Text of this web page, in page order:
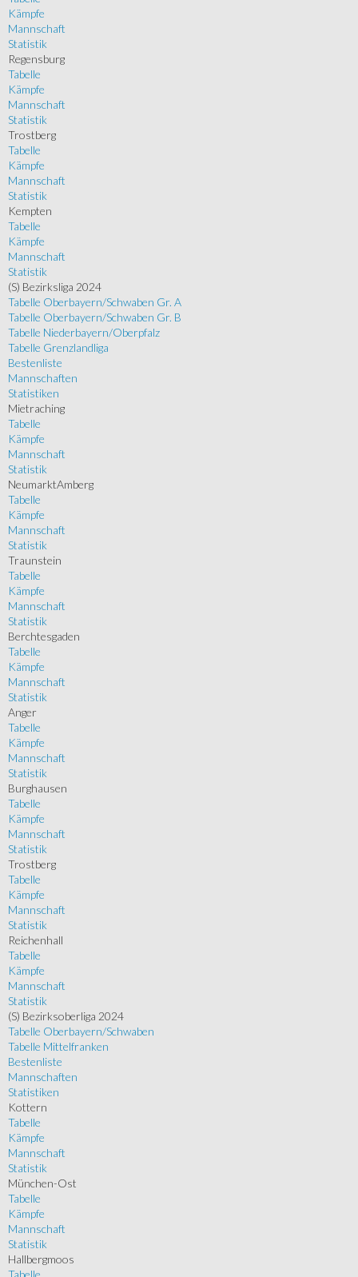
Kämpfe
Mannschaft
Statistik
Regensburg
Tabelle
Kämpfe
Mannschaft
Statistik
Trostberg
Tabelle
Kämpfe
Mannschaft
Statistik
Kempten
Tabelle
Kämpfe
Mannschaft
Statistik
(S) Bezirksliga 2024
Tabelle Oberbayern/Schwaben Gr. A
Tabelle Oberbayern/Schwaben Gr. B
Tabelle Niederbayern/Oberpfalz
Tabelle Grenzlandliga
Bestenliste
Mannschaften
Statistiken
Mietraching
Tabelle
Kämpfe
Mannschaft
Statistik
NeumarktAmberg
Tabelle
Kämpfe
Mannschaft
Statistik
Traunstein
Tabelle
Kämpfe
Mannschaft
Statistik
Berchtesgaden
Tabelle
Kämpfe
Mannschaft
Statistik
Anger
Tabelle
Kämpfe
Mannschaft
Statistik
Burghausen
Tabelle
Kämpfe
Mannschaft
Statistik
Trostberg
Tabelle
Kämpfe
Mannschaft
Statistik
Reichenhall
Tabelle
Kämpfe
Mannschaft
Statistik
(S) Bezirksoberliga 2024
Tabelle Oberbayern/Schwaben
Tabelle Mittelfranken
Bestenliste
Mannschaften
Statistiken
Kottern
Tabelle
Kämpfe
Mannschaft
Statistik
München-Ost
Tabelle
Kämpfe
Mannschaft
Statistik
Hallbergmoos
Tabelle